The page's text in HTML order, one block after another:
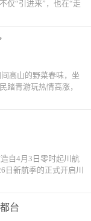
仅“引进来”，也在“走
高山的野菜春味，坐
踏青游玩热情高涨，
自4月3日零时起川航
日新航季的正式开启川
台